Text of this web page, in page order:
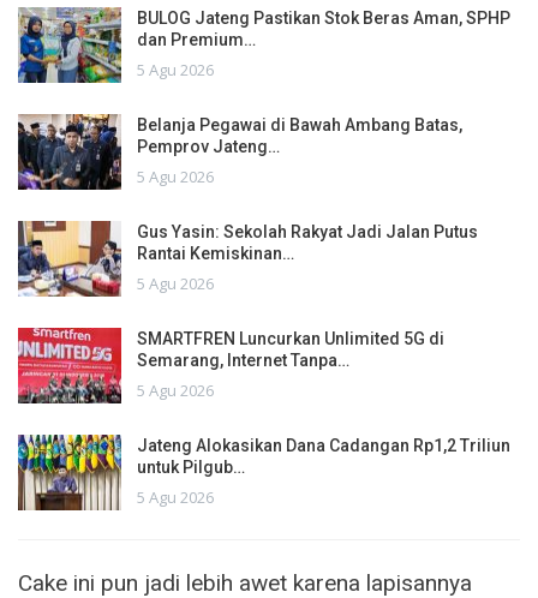
BULOG Jateng Pastikan Stok Beras Aman, SPHP
dan Premium…
5 Agu 2026
Belanja Pegawai di Bawah Ambang Batas,
Pemprov Jateng…
5 Agu 2026
Gus Yasin: Sekolah Rakyat Jadi Jalan Putus
Rantai Kemiskinan…
5 Agu 2026
SMARTFREN Luncurkan Unlimited 5G di
Semarang, Internet Tanpa…
5 Agu 2026
Jateng Alokasikan Dana Cadangan Rp1,2 Triliun
untuk Pilgub…
5 Agu 2026
Cake ini pun jadi lebih awet karena lapisannya